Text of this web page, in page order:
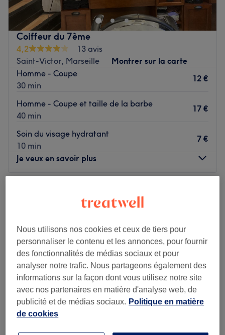
Coiffeur du 7ème
4,2
13 avis
Saint-Victor, Marseille
Montrer sur la carte
Homme - Coupe
30 min
12 €
Homme - Coupe et taille de la barbe
40 min
17 €
Soin du visage hydratant
10 min
7 €
Je veux en savoir plus
Vendredi
09:00–19:00
Samedi
09:00–19:00
Dimanche
09:00–19:00
Coiffeur du 7ème est un barbershop situé dans le 7e
arrondissement de Marseille. Ambiance conviviale, cadre
chaleureux et bonne humeur n'attendent plus que vous.
C'est Benbali et Ahmed qui vous reçoivent avec le sourire
et met à votre service tout son savoir-faire. Pour une
Nous utilisons nos cookies et ceux de tiers pour
personnaliser le contenu et les annonces, pour fournir
des fonctionnalités de médias sociaux et pour
analyser notre trafic. Nous partageons également des
informations sur la façon dont vous utilisez notre site
avec nos partenaires en matière d'analyse web, de
publicité et de médias sociaux. Politique en matière
de cookies